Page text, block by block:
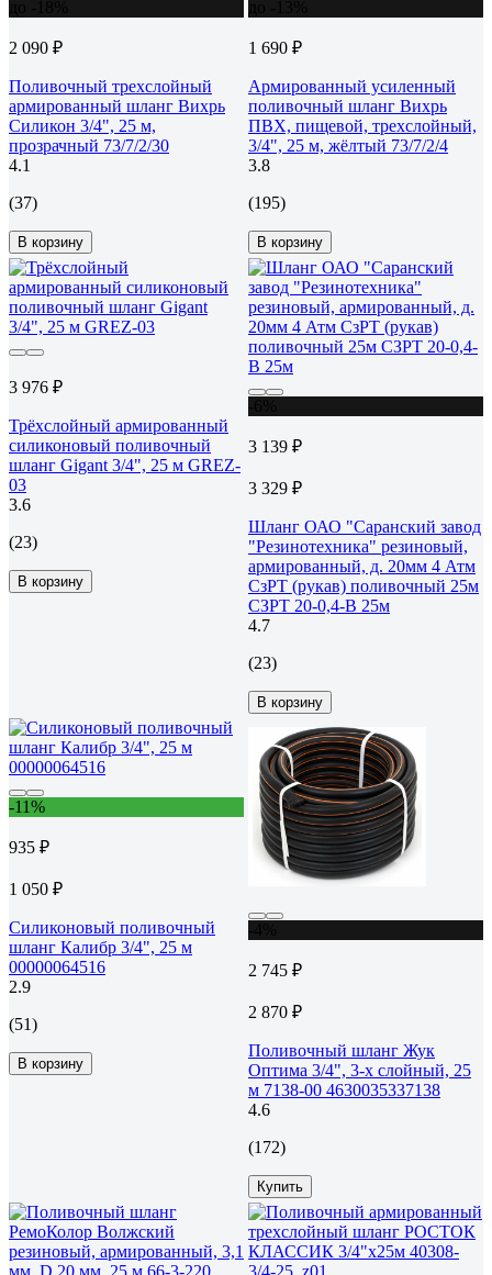
2 090 ₽
Поливочный трехслойный
армированный шланг Вихрь
Силикон 3/4", 25 м,
прозрачный 73/7/2/30
4.1
(37)
В корзину
1 690 ₽
Армированный усиленный
поливочный шланг Вихрь
ПВХ, пищевой, трехслойный,
3/4", 25 м, жёлтый 73/7/2/4
3.8
(195)
В корзину
3 976 ₽
Трёхслойный армированный
силиконовый поливочный
шланг Gigant 3/4", 25 м GREZ-
03
3.6
(23)
В корзину
3 139 ₽
3 329 ₽
Шланг ОАО "Саранский завод
"Резинотехника" резиновый,
армированный, д. 20мм 4 Атм
СзРТ (рукав) поливочный 25м
СЗРТ 20-0,4-В 25м
4.7
(23)
В корзину
-11%
935 ₽
1 050 ₽
Силиконовый поливочный
шланг Калибр 3/4", 25 м
00000064516
2.9
(51)
В корзину
2 745 ₽
2 870 ₽
Поливочный шланг Жук
Оптима 3/4", 3-х слойный, 25
м 7138-00 4630035337138
4.6
(172)
Купить